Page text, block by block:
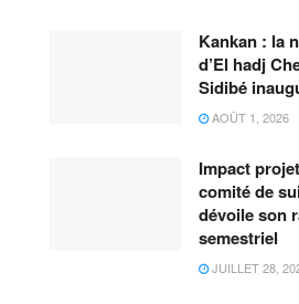
Kankan : la
d’El hadj
Sidibé
AOÛT 1, 2026
Impact
comité de
dévoile son
semestriel
JUILLET 28,